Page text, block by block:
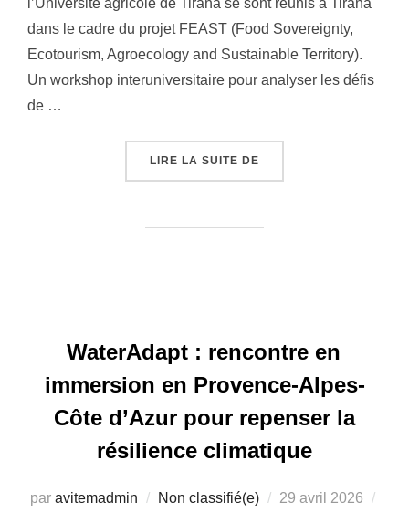
dans le cadre du projet FEAST (Food Sovereignty,
Ecotourism, Agroecology and Sustainable Territory).
Un workshop interuniversitaire pour analyser les défis
de …
LIRE LA SUITE DE
WaterAdapt : rencontre en
immersion en Provence-Alpes-
Côte d’Azur pour repenser la
résilience climatique
par avitemadmin Non classifié(e)
Publié
29 avril 2026